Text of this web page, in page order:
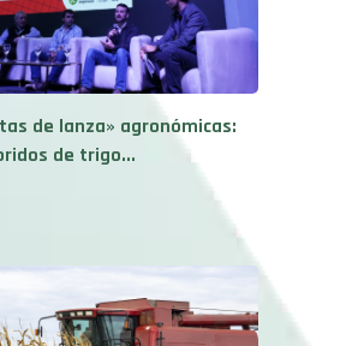
de lanza» agronómicas:
de trigo...